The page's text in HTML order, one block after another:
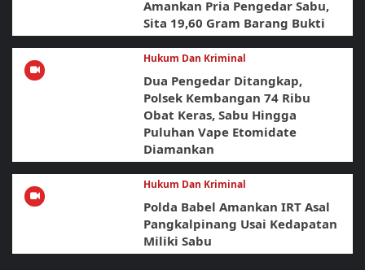
Amankan Pria Pengedar Sabu,
Sita 19,60 Gram Barang Bukti
Hukum Dan Kriminal
Dua Pengedar Ditangkap,
Polsek Kembangan 74 Ribu
Obat Keras, Sabu Hingga
Puluhan Vape Etomidate
Diamankan
Hukum Dan Kriminal
Polda Babel Amankan IRT Asal
Pangkalpinang Usai Kedapatan
Miliki Sabu